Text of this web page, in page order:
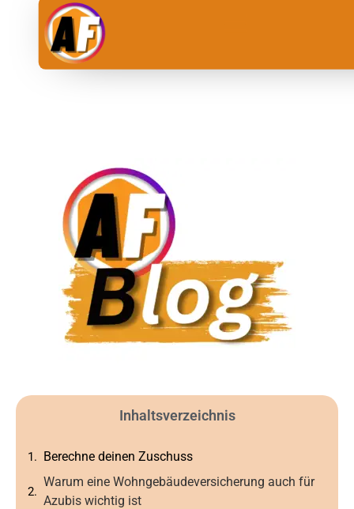
Inhaltsverzeichnis
Berechne deinen Zuschuss
Warum eine Wohngebäudeversicherung auch für
Azubis wichtig ist